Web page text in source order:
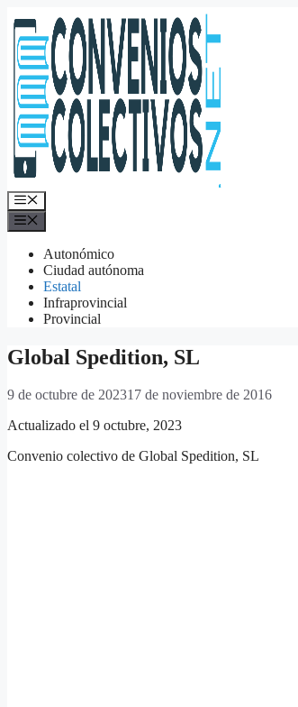
al
contenido
Menú
Autonómico
Ciudad autónoma
Estatal
Infraprovincial
Provincial
Global Spedition, SL
9 de octubre de 202317 de noviembre de 2016
Actualizado el 9 octubre, 2023
Convenio colectivo de Global Spedition, SL